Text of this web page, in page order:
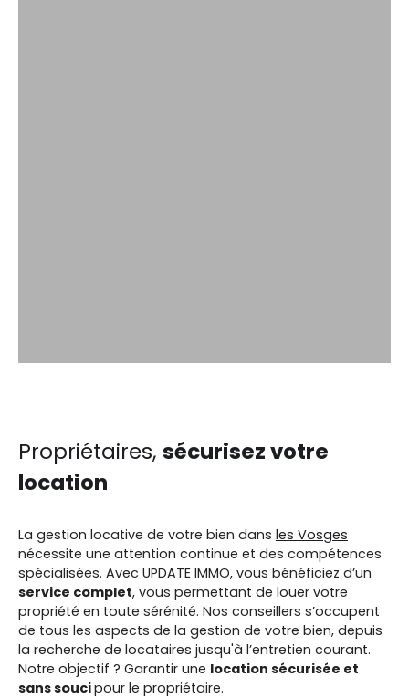
Propriétaires, sécurisez votre
location
La gestion locative de votre bien dans les Vosges
nécessite une attention continue et des compétences
spécialisées. Avec UPDATE IMMO, vous bénéficiez d’un
service complet, vous permettant de louer votre
propriété en toute sérénité. Nos conseillers s’occupent
de tous les aspects de la gestion de votre bien, depuis
la recherche de locataires jusqu'à l’entretien courant.
Notre objectif ? Garantir une location sécurisée et
sans soucipour le propriétaire.